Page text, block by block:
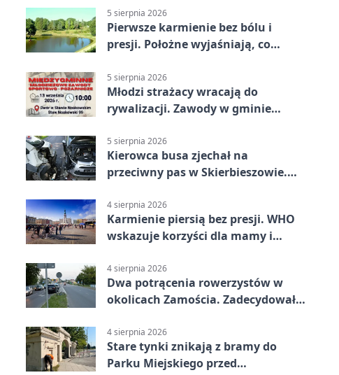
5 sierpnia 2026
Pierwsze karmienie bez bólu i
presji. Położne wyjaśniają, co
5 sierpnia 2026
Młodzi strażacy wracają do
rywalizacji. Zawody w gminie
5 sierpnia 2026
Kierowca busa zjechał na
przeciwny pas w Skierbieszowie.
4 sierpnia 2026
Karmienie piersią bez presji. WHO
wskazuje korzyści dla mamy i
4 sierpnia 2026
Dwa potrącenia rowerzystów w
okolicach Zamościa. Zadecydowało
4 sierpnia 2026
Stare tynki znikają z bramy do
Parku Miejskiego przed